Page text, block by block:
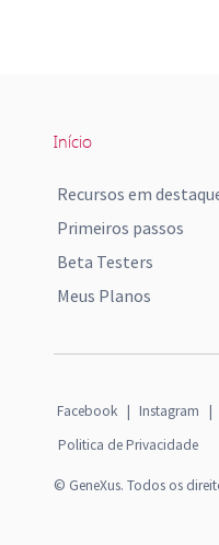
Início
Recursos em
Primeiros passos
Beta Testers
Meus Planos
Facebook | Instagram |
Politica de Privacidade
© GeneXus. Todos os